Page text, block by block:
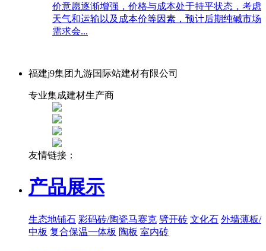
价意愿逐渐增强，价格与成本处于持平状态，考虑
天气和运输以及成本价等因素，预计后期纯碱市场
需求会...
福建j9集团九游国际站建材有限公司
专业集成建材生产商
友情链接：
产品展示
生态地铺石 彩码砖/陶瓷马赛克 劈开砖 文化石 外墙薄板/
中板 复合保温一体板 陶板 室内砖